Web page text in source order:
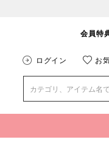
会員特
ログイン お